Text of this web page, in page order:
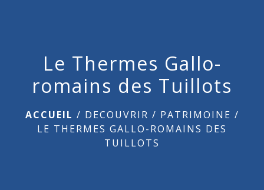
Le Thermes Gallo-
romains des Tuillots
ACCUEIL / DECOUVRIR / PATRIMOINE /
LE THERMES GALLO-ROMAINS DES
TUILLOTS